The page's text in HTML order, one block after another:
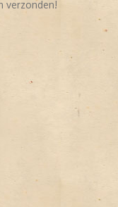
verzonden!